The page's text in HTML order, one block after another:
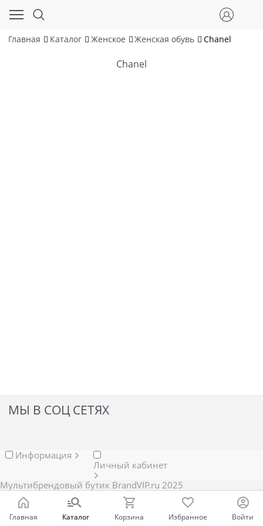
Главная Каталог Женское Женская обувь Chanel
Chanel
МЫ В СОЦ СЕТЯХ
Информация
Личный кабинет
Мультибрендовый бутик BrandVIP.ru 2025
Главная Каталог Корзина Избранное Войти